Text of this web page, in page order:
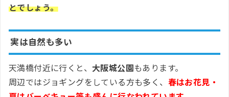
とでしょう。
実は自然も多い
天満橋付近に行くと、 大阪城公園もあります。
周辺ではジョギングをしている方も多く、 春はお花見・